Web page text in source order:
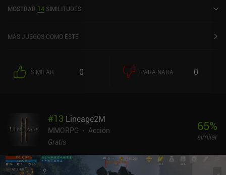
en la App Store de iOS.
MOSTRAR 14 SIMILITUDES
MÁS JUEGOS COMO ESTE
SIMILAR 0 PARA NADA 0
#13 Lineage2M
MMORPG
Acción
Gratis
65%
similar